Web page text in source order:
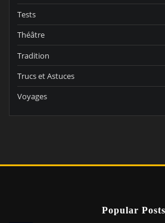
Tests
Théâtre
Tradition
Trucs et Astuces
Voyages
Popular Posts